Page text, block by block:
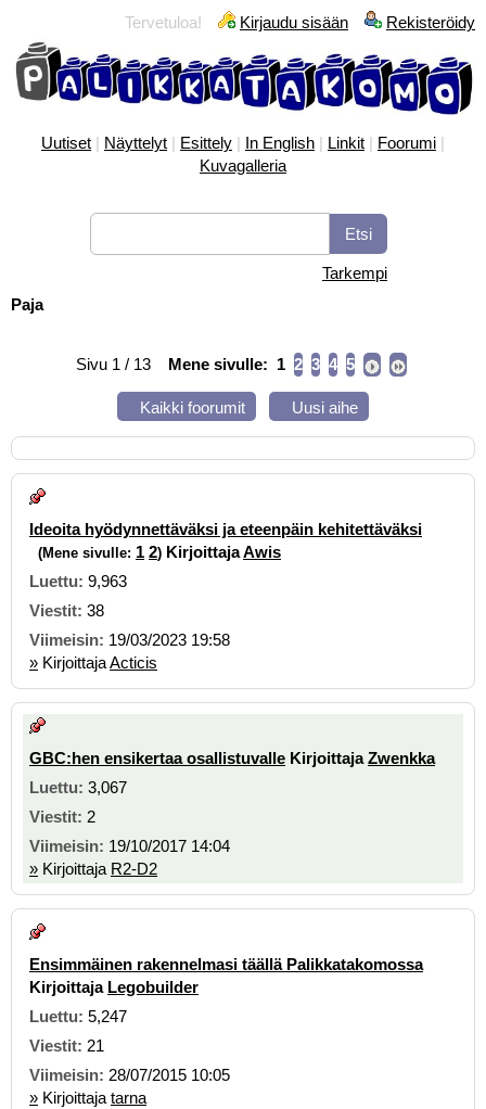
Tervetuloa! Kirjaudu sisään Rekisteröidy
Uutiset | Näyttelyt | Esittely | In English | Linkit | Foorumi |
Kuvagalleria
Tarkempi
Paja
Sivu 1 / 13 Mene sivulle: 1 2 3 4 5
Kaikki foorumit Uusi aihe
Ideoita hyödynnettäväksi ja eteenpäin kehitettäväksi
(Mene sivulle: 1 2) KirjoittajaAwis
9,963
38
19/03/2023 19:58
» KirjoittajaActicis
GBC:hen ensikertaa osallistuvalle KirjoittajaZwenkka
3,067
2
19/10/2017 14:04
» Kirjoittaja R2-D2
Ensimmäinen rakennelmasi täällä Palikkatakomossa
Kirjoittaja Legobuilder
5,247
21
28/07/2015 10:05
» Kirjoittaja tarna